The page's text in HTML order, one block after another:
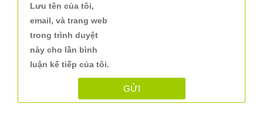
Lưu tên của tôi,
email, và trang web
trong trình duyệt
này cho lần bình
luận kế tiếp của tôi.